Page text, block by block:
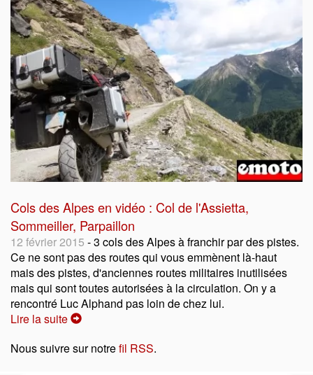
Cols des Alpes en vidéo : Col de l'Assietta,
Sommeiller, Parpaillon
12 février 2015 - 3 cols des Alpes à franchir par des pistes.
Ce ne sont pas des routes qui vous emmènent là-haut
mais des pistes, d'anciennes routes militaires inutilisées
mais qui sont toutes autorisées à la circulation. On y a
rencontré Luc Alphand pas loin de chez lui.
Lire la suite
Nous suivre sur notrefil RSS.